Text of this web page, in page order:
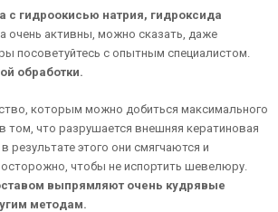
гидроокисью натрия, гидроксида
очень активны, можно сказать, даже
посоветуйтесь с опытным специалистом.
обработки.
которым можно добиться максимального
том, что разрушается внешняя кератиновая
этого они смягчаются и
чтобы не испортить шевелюру.
выпрямляют очень кудрявые
методам.